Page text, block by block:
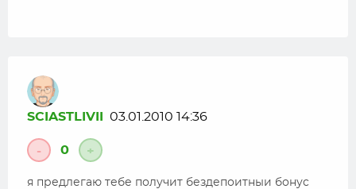
SCIASTLIVII 03.01.2010 14:36
- 0 +
я предлегаю тебе получит бездепоитныи бонус